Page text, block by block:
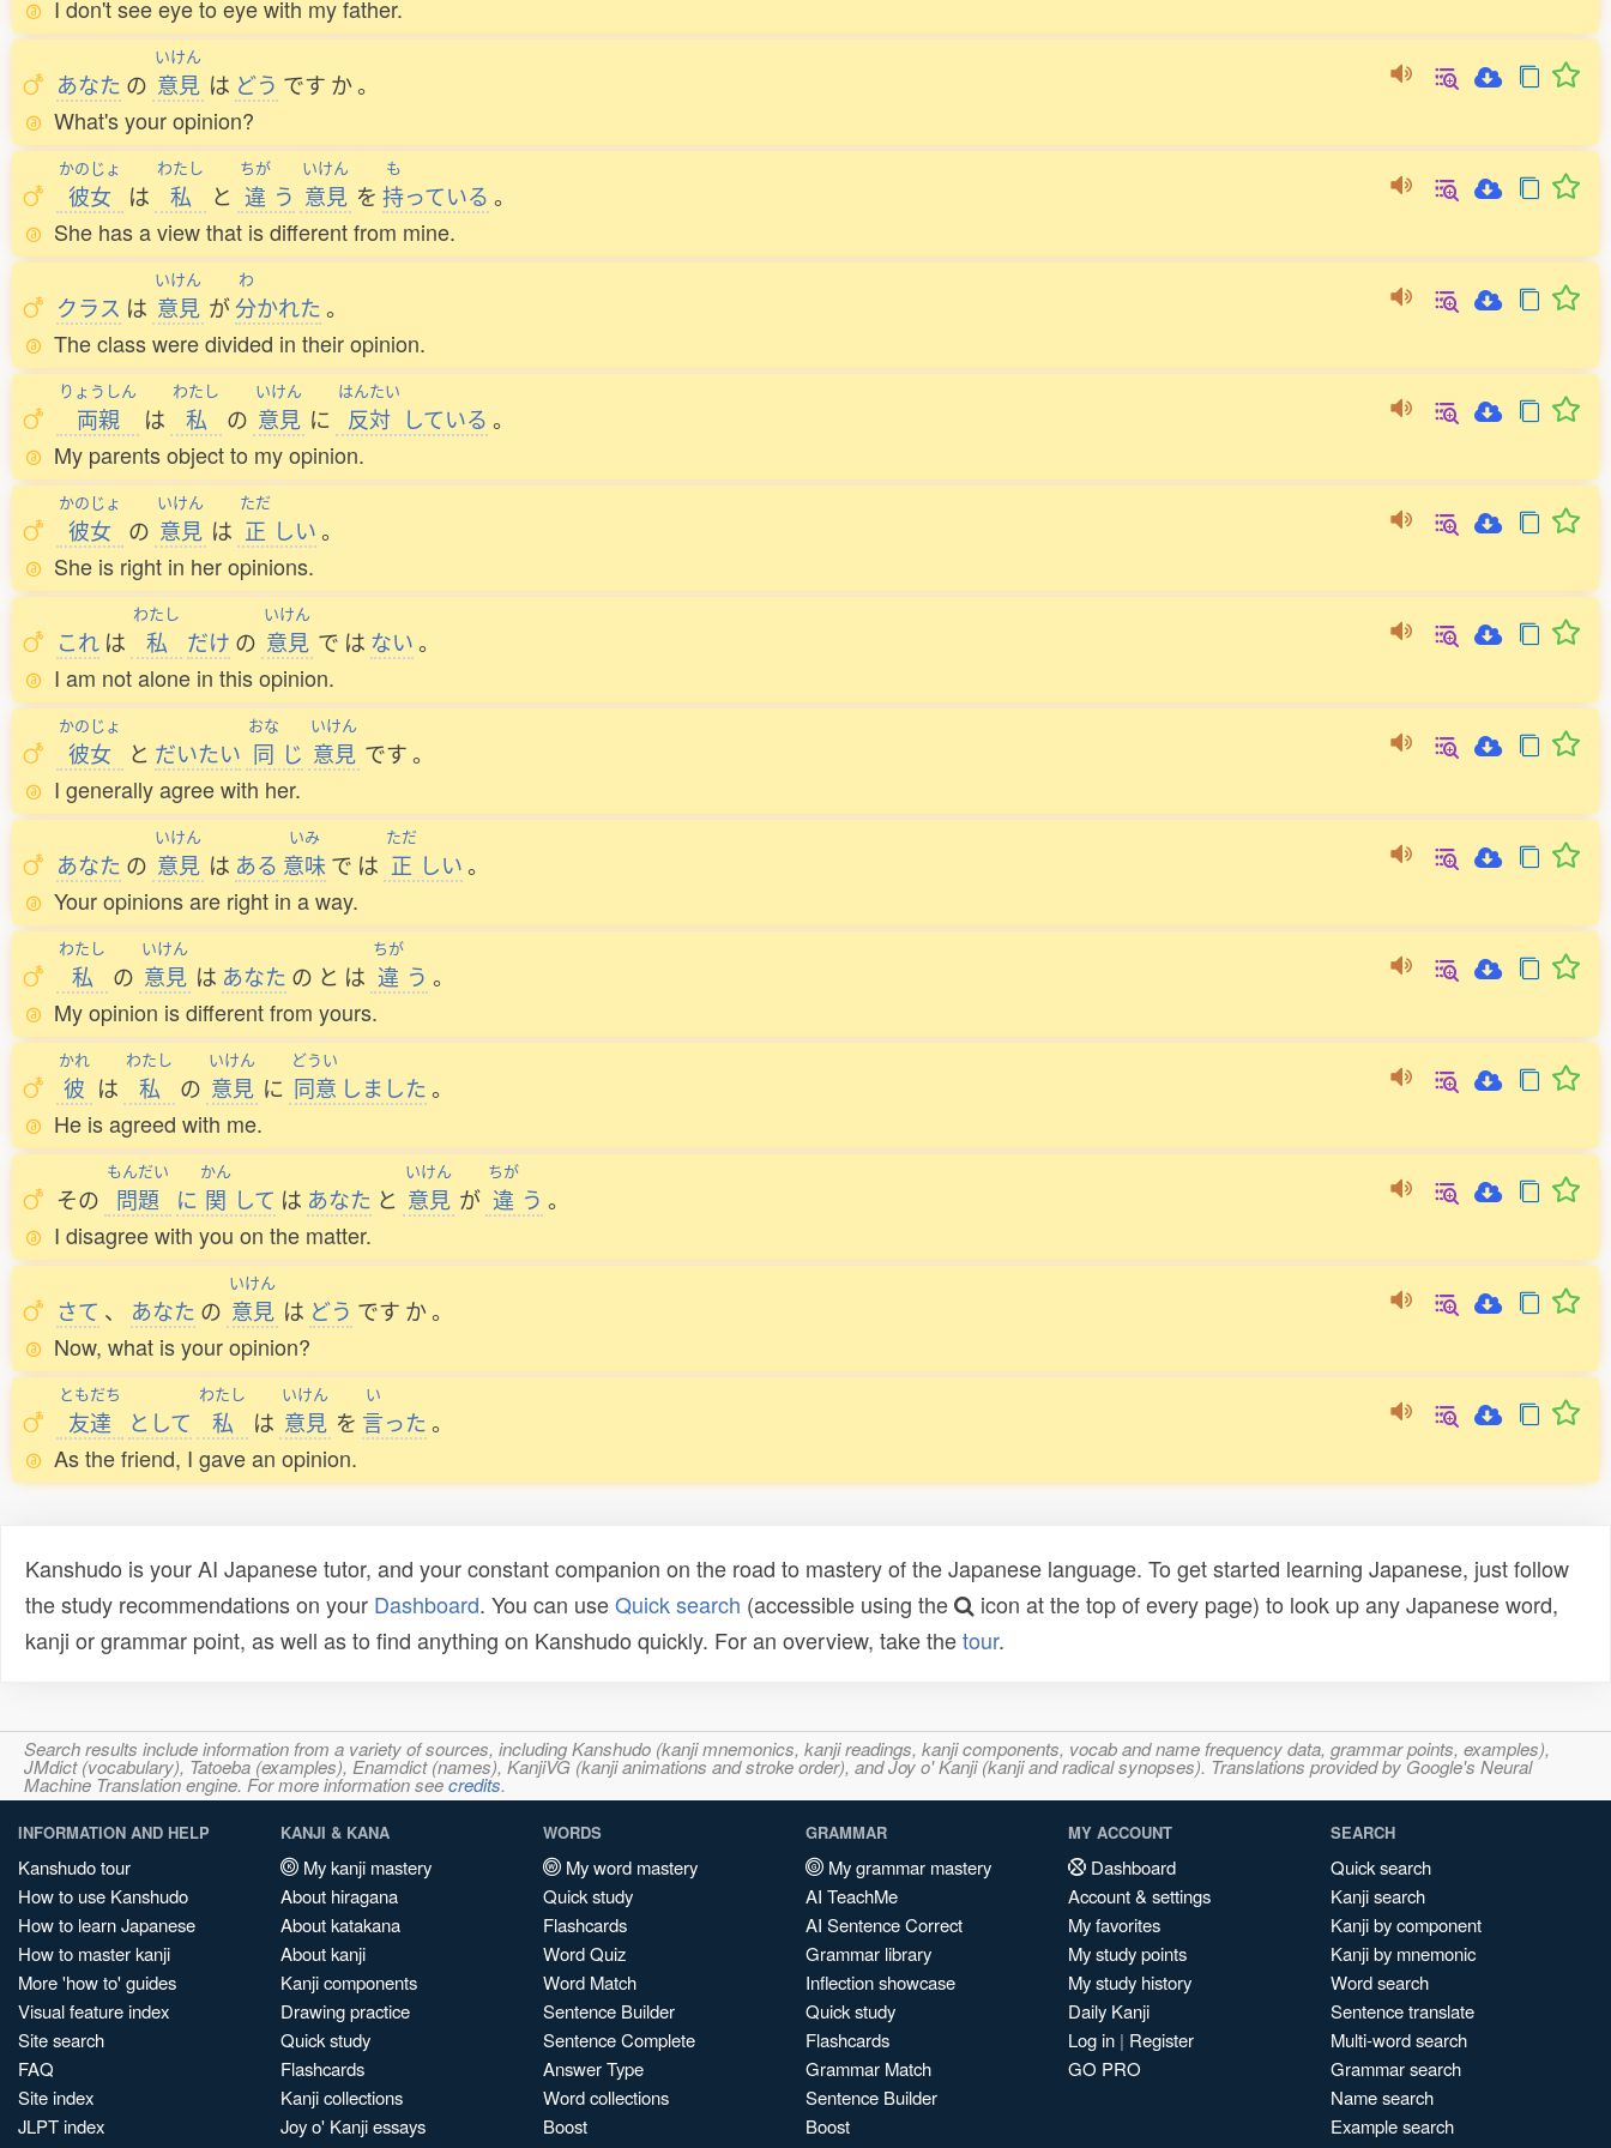
I don't see eye to eye with my father.
あなた の
いけん
意見 は どう です か。
What's your opinion?
かのじょ
彼女 は
わたし
私 と
ちが
違 う
いけん
意見 を
も
持っている 。
She has a view that is different from mine.
クラス は
いけん
意見 が
わ
分かれた。
The class were divided in their opinion.
りょうしん
両親 は
わたし
私 の
いけん
意見 に
はんたい
反対 している 。
My parents object to my opinion.
かのじょ
彼女 の
いけん
意見 は
ただ
正 しい。
She is right in her opinions.
これ は
わたし
私 だけ の
いけん
意見 で は ない。
I am not alone in this opinion.
かのじょ
彼女 と だいたい
おな
同 じ
いけん
意見 です。
I generally agree with her.
あなた の
いけん
意見 は ある
いみ
意味 で は
ただ
正 しい。
Your opinions are right in a way.
わたし
私 の
いけん
意見 は あなた の と は
ちが
違 う 。
My opinion is different from yours.
かれ
彼 は
わたし
私 の
いけん
意見 に
どうい
同意 しました。
He is agreed with me.
その
もんだい
問題 に
かん
関 して は あなた と
いけん
意見 が
ちが
違 う 。
I disagree with you on the matter.
さて 、 あなた の
いけん
意見 は どう です か。
Now, what is your opinion?
ともだち
友達 として
わたし
私 は
いけん
意見 を
い
言った。
As the friend, I gave an opinion.
Kanshudo is your AI Japanese tutor, and your constant companion on the road to mastery of the Japanese language. To get started learning Japanese, just follow
the study recommendations on your Dashboard. You can useQuick search (accessible using the
icon at the top of every page) to look up any Japanese word,
kanji or grammar point, as well as to find anything on Kanshudo quickly. For an overview, take thetour.
Search results include information from a variety of sources, including Kanshudo (kanji mnemonics, kanji readings, kanji components, vocab and name frequency data, grammar points, examples),
JMdict (vocabulary), Tatoeba (examples), Enamdict (names), KanjiVG (kanji animations and stroke order), and Joy o' Kanji (kanji and radical synopses). Translations provided by Google's Neural
Machine Translation engine. For more information seecredits.
INFORMATION AND HELP
Kanshudo tour
How to use Kanshudo
How to learn Japanese
How to master kanji
More 'how to' guides
Visual feature index
Site search
FAQ
Site index
JLPT index
KANJI & KANA
My kanji mastery
About hiragana
About katakana
About kanji
Kanji components
Drawing practice
Quick study
Flashcards
Kanji collections
Joy o' Kanji essays
WORDS
My word mastery
Quick study
Flashcards
Word Quiz
Word Match
Sentence Builder
Sentence Complete
Answer Type
Word collections
Boost
GRAMMAR
My grammar mastery
AI TeachMe
AI Sentence Correct
Grammar library
Inflection showcase
Quick study
Flashcards
Grammar Match
Sentence Builder
Boost
MY ACCOUNT
Dashboard
Account & settings
My favorites
My study points
My study history
Daily Kanji
Log in | Register
GO PRO
SEARCH
Quick search
Kanji search
Kanji by component
Kanji by mnemonic
Word search
Sentence translate
Multi-word search
Grammar search
Name search
Example search